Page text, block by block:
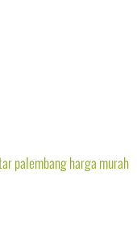
palembang harga murah